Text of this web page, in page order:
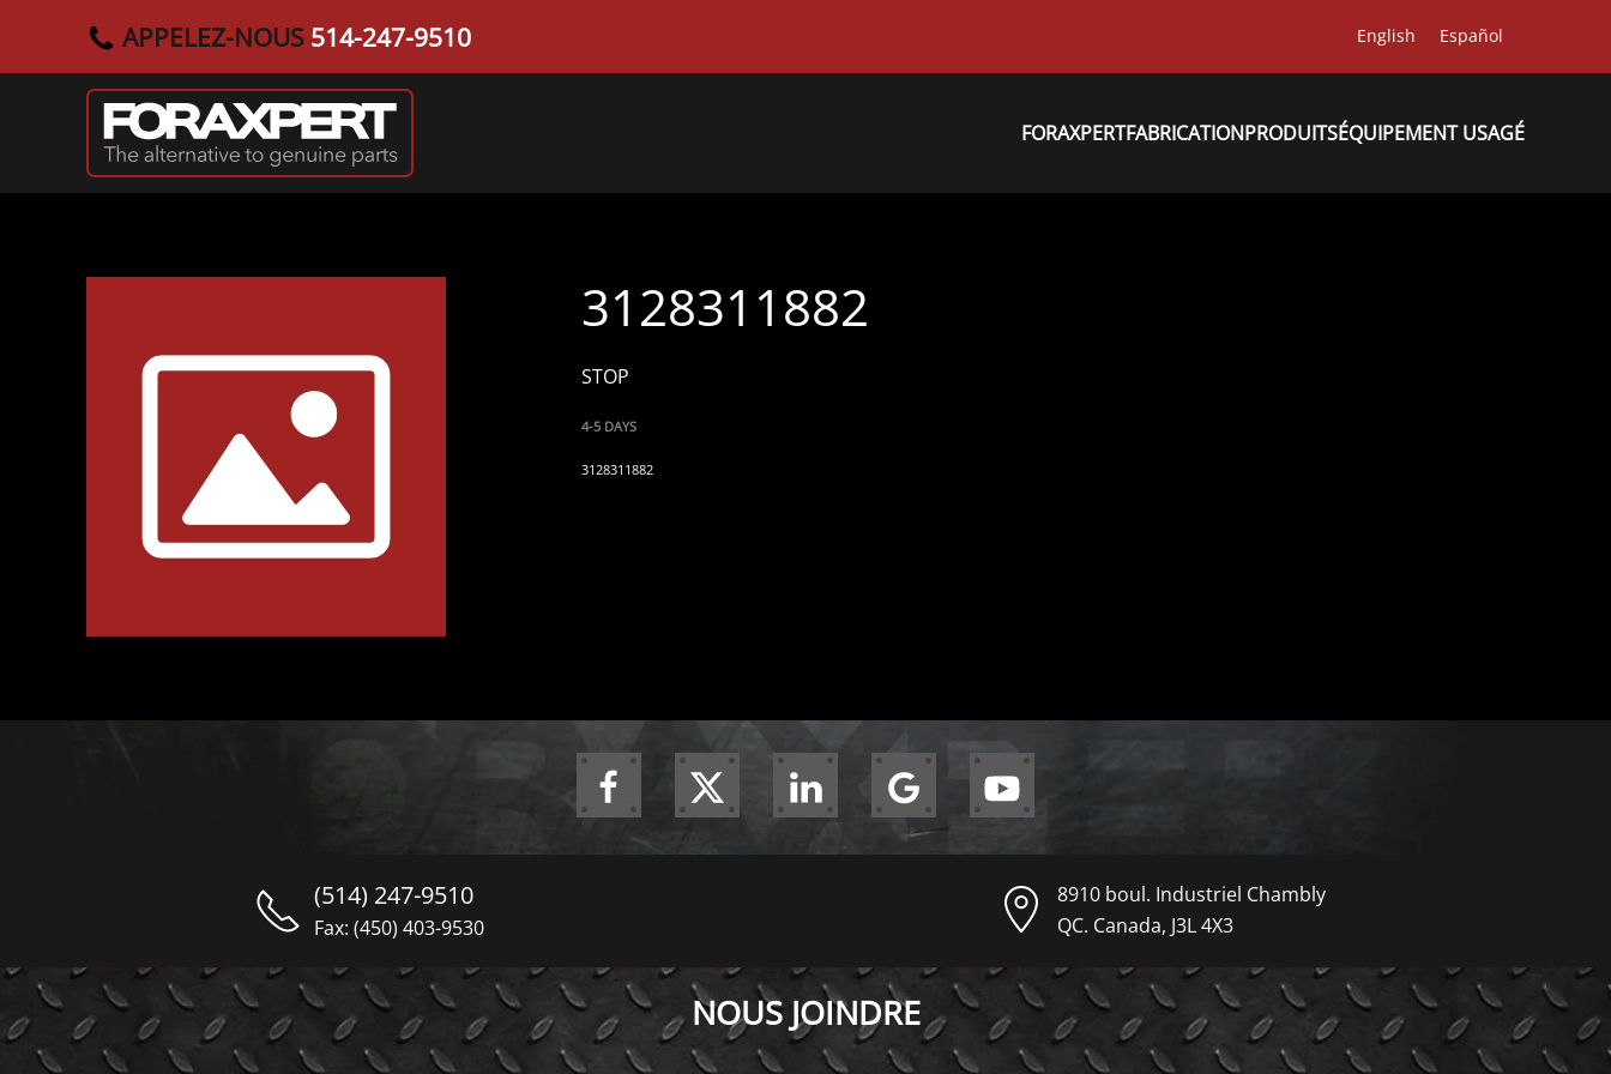
Passer au contenu principal
APPELEZ-NOUS 514-247-9510 English Español
FORAXPERTFABRICATIONPRODUITSÉQUIPEMENT USAGÉ
3128311882
STOP
4-5 DAYS
3128311882
(514) 247-9510
Fax: (450) 403-9530
8910 boul. Industriel Chambly
QC. Canada, J3L 4X3
NOUS JOINDRE